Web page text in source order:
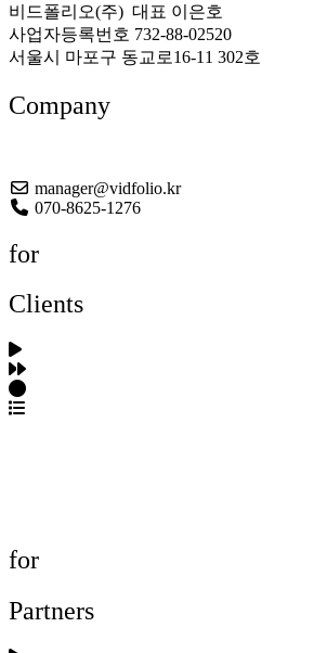
비드폴리오(주) 대표 이은호
사업자등록번호 732-88-02520
서울시 마포구 동교로16-11 302호
Company
manager@vidfolio.kr
070-8625-1276
for
Clients
for
Partners